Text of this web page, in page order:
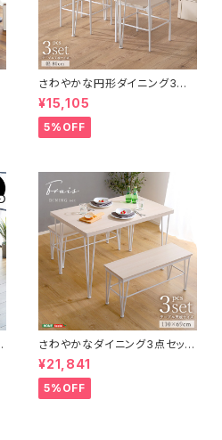
さわやかな円形ダイニング3点
セット CRF-3
¥15,105
5%OFF
さわやかなダイニング3点セット
【テーブル＋ベンチ2脚】 FRB
B-3
¥21,841
5%OFF